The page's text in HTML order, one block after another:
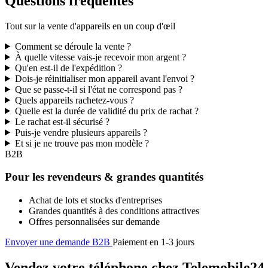
Tout sur la vente d'appareils en un coup d'œil
Comment se déroule la vente ?
À quelle vitesse vais-je recevoir mon argent ?
Qu'en est-il de l'expédition ?
Dois-je réinitialiser mon appareil avant l'envoi ?
Que se passe-t-il si l'état ne correspond pas ?
Quels appareils rachetez-vous ?
Quelle est la durée de validité du prix de rachat ?
Le rachat est-il sécurisé ?
Puis-je vendre plusieurs appareils ?
Et si je ne trouve pas mon modèle ?
B2B
Pour les revendeurs & grandes quantités
Achat de lots et stocks d'entreprises
Grandes quantités à des conditions attractives
Offres personnalisées sur demande
Envoyer une demande B2B Paiement en 1-3 jours